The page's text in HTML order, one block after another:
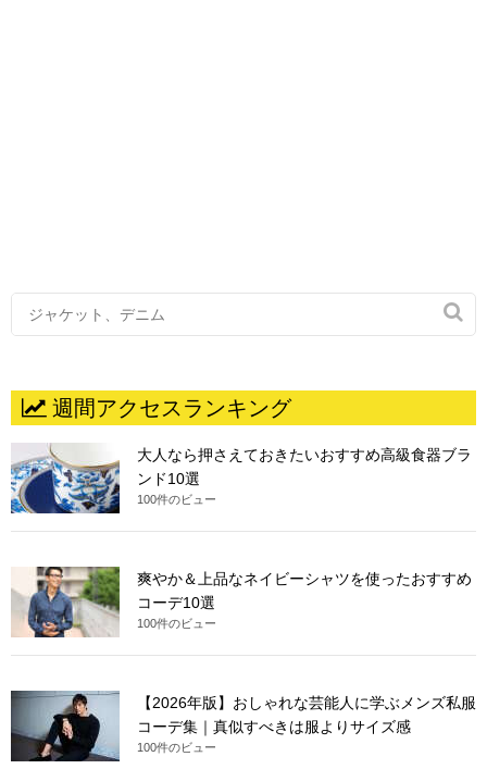

週間アクセスランキング
大人なら押さえておきたいおすすめ高級食器ブラ
ンド10選
100件のビュー
爽やか＆上品なネイビーシャツを使ったおすすめ
コーデ10選
100件のビュー
【2026年版】おしゃれな芸能人に学ぶメンズ私服
コーデ集｜真似すべきは服よりサイズ感
100件のビュー